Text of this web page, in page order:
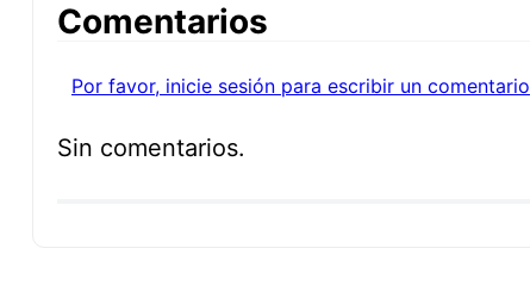
Comentarios
Por favor, inicie sesión para escribir un comentario
Sin comentarios.